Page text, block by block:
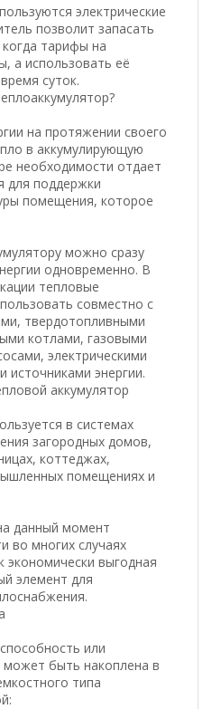
электрические
позволит запасать
тарифы на
а использовать её
суток.
на протяжении своего
в аккумулирующую
необходимости отдает
для поддержки
помещения, которое
можно сразу
одновременно. В
тепловые
совместно с
твердотопливными
котлами, газовыми
электрическими
источниками энергии.
аккумулятор
в системах
загородных домов,
коттеджах,
помещениях и
данный момент
во многих случаях
экономически выгодная
элемент для
или
быть накоплена в
типа